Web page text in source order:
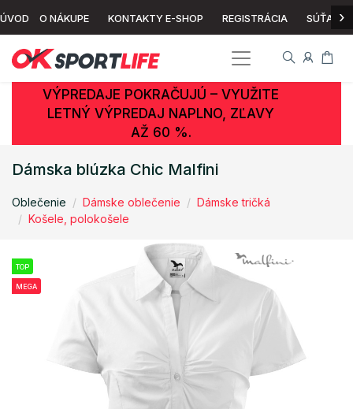
ÚVOD O NÁKUPE KONTAKTY E-SHOP REGISTRÁCIA SÚŤAŽ ›
VÝPREDAJE POKRAČUJÚ – VYUŽITE
LETNÝ VÝPREDAJ NAPLNO, ZĽAVY
AŽ 60 %.
Dámska blúzka Chic Malfini
Oblečenie Dámske oblečenie
Dámske tričká
Košele, polokošele
TOP
MEGA